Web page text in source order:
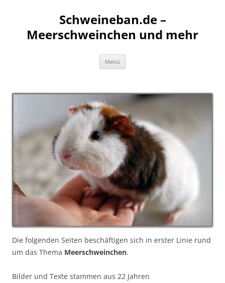
Schweineban.de –
Meerschweinchen und mehr
Menü
Die folgenden Seiten beschäftigen sich in erster Linie rund
um das Thema Meerschweinchen.
Bilder und Texte stammen aus 22 Jahren